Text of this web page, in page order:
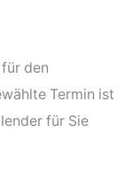
den
Termin ist
für Sie